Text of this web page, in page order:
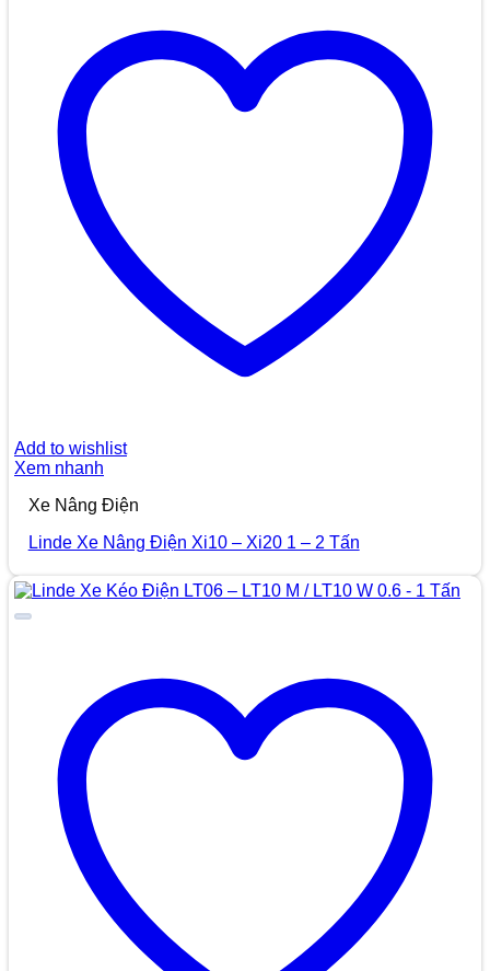
Add to wishlist
Xem nhanh
Xe Nâng Điện
Linde Xe Nâng Điện Xi10 – Xi20 1 – 2 Tấn